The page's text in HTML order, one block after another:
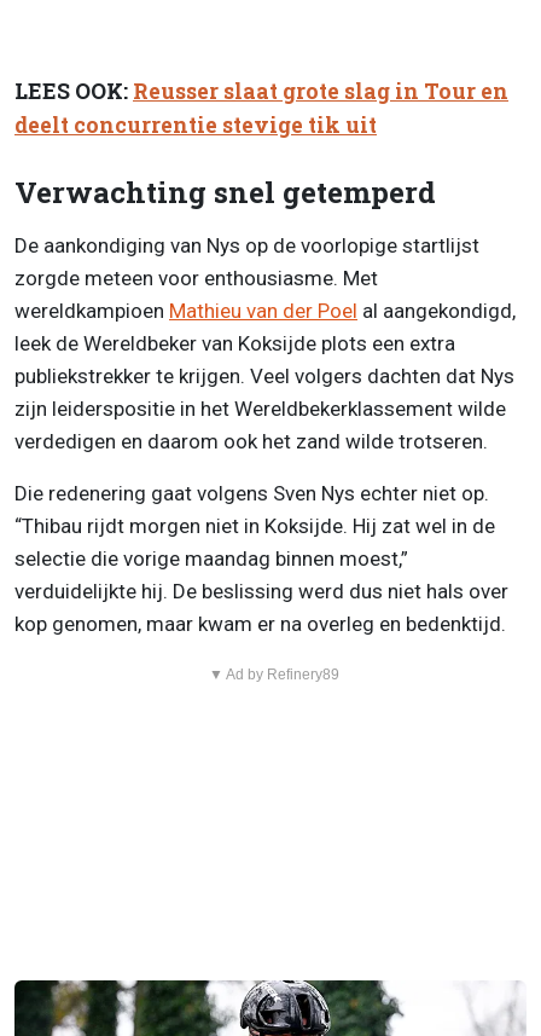
LEES OOK: Reusser slaat grote slag in Tour en
deelt concurrentie stevige tik uit
Verwachting snel getemperd
De aankondiging van Nys op de voorlopige startlijst
zorgde meteen voor enthousiasme. Met
wereldkampioen Mathieu van der Poel al aangekondigd,
leek de Wereldbeker van Koksijde plots een extra
publiekstrekker te krijgen. Veel volgers dachten dat Nys
zijn leiderspositie in het Wereldbekerklassement wilde
verdedigen en daarom ook het zand wilde trotseren.
Die redenering gaat volgens Sven Nys echter niet op.
“Thibau rijdt morgen niet in Koksijde. Hij zat wel in de
selectie die vorige maandag binnen moest,”
verduidelijkte hij. De beslissing werd dus niet hals over
kop genomen, maar kwam er na overleg en bedenktijd.
▼ Ad by Refinery89